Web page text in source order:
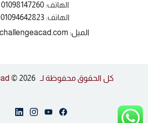
الهاتف:01098147260
الهاتف: 01094642823
الميل: info@challengeacad.com
كل الحقوق محفوظة لـ Challengeacad © 2026